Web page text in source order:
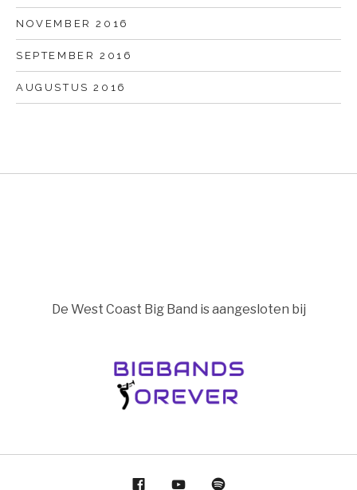
NOVEMBER 2016
SEPTEMBER 2016
AUGUSTUS 2016
De West Coast Big Band is aangesloten bij
Spotify